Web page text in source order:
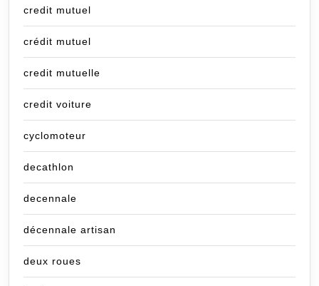
credit mutuel
crédit mutuel
credit mutuelle
credit voiture
cyclomoteur
decathlon
decennale
décennale artisan
deux roues